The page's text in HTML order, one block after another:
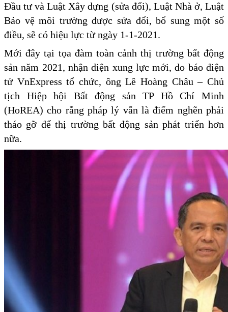
Đầu tư và Luật Xây dựng (sửa đổi), Luật Nhà ở, Luật
Bảo vệ môi trường được sửa đổi, bổ sung một số
điều, sẽ có hiệu lực từ ngày 1-1-2021.
Mới đây tại tọa đàm toàn cảnh thị trường bất động
sản năm 2021, nhận diện xung lực mới, do báo điện
tử VnExpress tổ chức, ông Lê Hoàng Châu – Chủ
tịch Hiệp hội Bất động sản TP Hồ Chí Minh
(HoREA) cho rằng pháp lý vẫn là điểm nghẽn phải
tháo gỡ để thị trường bất động sản phát triển hơn
nữa.